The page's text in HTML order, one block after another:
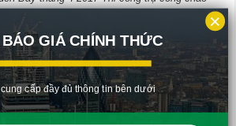
GIÁ CHÍNH THỨC
cấp đầy đủ thông tin bên dưới
×